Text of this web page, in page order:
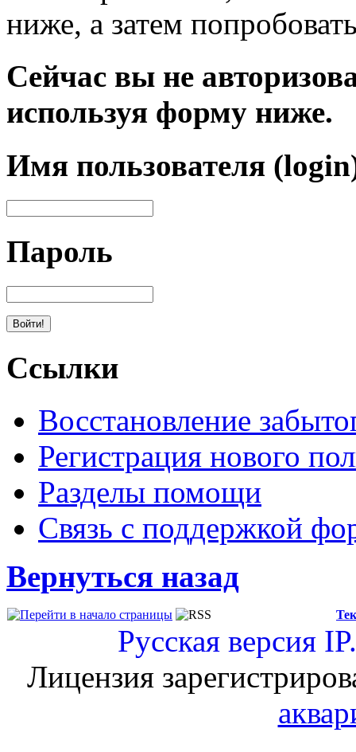
ниже, а затем
Сейчас вы не
используя форму ниже.
Имя пользователя
Пароль
Ссылки
Восстановление
Регистрация нового
Разделы помощи
Связь с поддержкой
Вернуться назад
Русская версия
Лицензия